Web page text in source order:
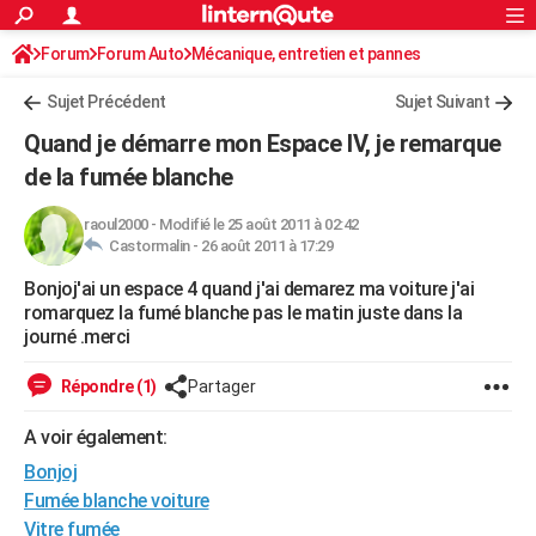
ACTUALITÉS
Politique
Société
Faits Divers
Education
Monde
Villes
+
Programme TV
TNTStreaming
Cinéma
Sorties cinéma
Musique
FINANCE
Retraite
Impôts
Epargne
Immobilier
Risques naturels par ville
Banque
Assurance
Crédit
AUTO
Essais
Réserver un essai
Citadines
Berlines
SUV
Forum auto
HIGH-TECH
Mobiles
Meilleur smartphone
Internet
Ordinateurs
Jeux vidéo
Guide high-tech
+BRICOLAGE
WEEK-END
Art de vivre
Bien-être
Loisirs
ModeModes de vie
SANTE
Alimentation
Guide de la santé
Maladies
Médicaments
Sommeil
Rechercher
S'inscrire
Connexion
Forum Forum Auto Mécanique, entretien et pannes
Sujet Précédent Sujet Suivant
Quand je démarre mon Espace IV, je remarque
de la fumée blanche
raoul2000- Modifié le 25 août 2011 à 02:42
Castormalin - 26 août 2011 à 17:29
Bonjoj'ai un espace 4 quand j'ai demarez ma voiture j'ai
romarquez la fumé blanche pas le matin juste dans la
journé .merci
Répondre (1) Partager
A voir également:
Bonjoj
Fumée blanche voiture
Vitre fumée